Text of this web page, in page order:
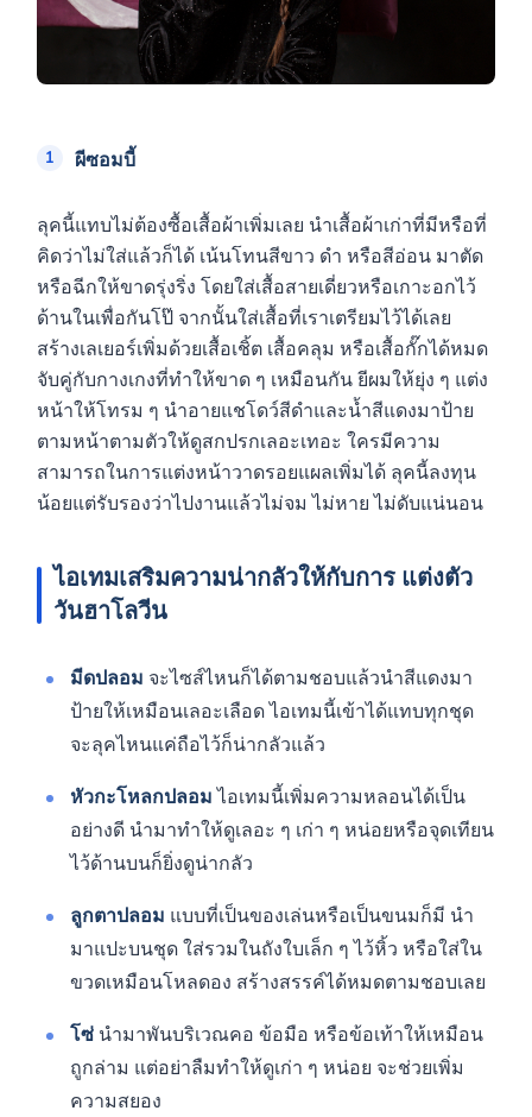
ผีซอมบี้
ลุคนี้แทบไม่ต้องซื้อเสื้อผ้าเพิ่มเลย นำเสื้อผ้าเก่าที่มีหรือที่
คิดว่าไม่ใส่แล้วก็ได้ เน้นโทนสีขาว ดำ หรือสีอ่อน มาตัด
หรือฉีกให้ขาดรุ่งริ่ง โดยใส่เสื้อสายเดี่ยวหรือเกาะอกไว้
ด้านในเพื่อกันโป๊ จากนั้นใส่เสื้อที่เราเตรียมไว้ได้เลย
สร้างเลเยอร์เพิ่มด้วยเสื้อเชิ้ต เสื้อคลุม หรือเสื้อกั๊กได้หมด
จับคู่กับกางเกงที่ทำให้ขาด ๆ เหมือนกัน ยีผมให้ยุ่ง ๆ แต่ง
หน้าให้โทรม ๆ นำอายแชโดว์สีดำและน้ำสีแดงมาป้าย
ตามหน้าตามตัวให้ดูสกปรกเลอะเทอะ ใครมีความ
สามารถในการแต่งหน้าวาดรอยแผลเพิ่มได้ ลุคนี้ลงทุน
น้อยแต่รับรองว่าไปงานแล้วไม่จม ไม่หาย ไม่ดับแน่นอน
ไอเทมเสริมความน่ากลัวให้กับการ แต่งตัว
วันฮาโลวีน
มีดปลอม จะไซส์ไหนก็ได้ตามชอบแล้วนำสีแดงมา
ป้ายให้เหมือนเลอะเลือด ไอเทมนี้เข้าได้แทบทุกชุด
จะลุคไหนแค่ถือไว้ก็น่ากลัวแล้ว
หัวกะโหลกปลอมไอเทมนี้เพิ่มความหลอนได้เป็น
อย่างดี นำมาทำให้ดูเลอะ ๆ เก่า ๆ หน่อยหรือจุดเทียน
ไว้ด้านบนก็ยิ่งดูน่ากลัว
ลูกตาปลอม แบบที่เป็นของเล่นหรือเป็นขนมก็มี นำ
มาแปะบนชุด ใส่รวมในถังใบเล็ก ๆ ไว้หิ้ว หรือใส่ใน
ขวดเหมือนโหลดอง สร้างสรรค์ได้หมดตามชอบเลย
โซ่ นำมาพันบริเวณคอ ข้อมือ หรือข้อเท้าให้เหมือน
ถูกล่าม แต่อย่าลืมทำให้ดูเก่า ๆ หน่อย จะช่วยเพิ่ม
ความสยอง